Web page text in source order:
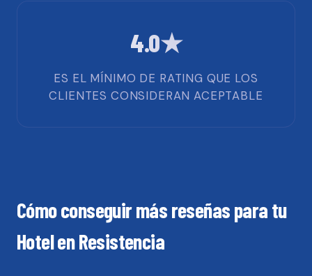
4.0★
ES EL MÍNIMO DE RATING QUE LOS
CLIENTES CONSIDERAN ACEPTABLE
Cómo conseguir más reseñas para tu
HotelenResistencia